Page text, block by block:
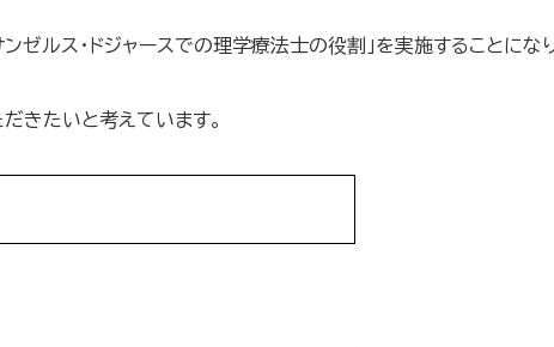
ルス・ドジャースでの理学療法士の役割」を実施することにな
きたいと考えています。